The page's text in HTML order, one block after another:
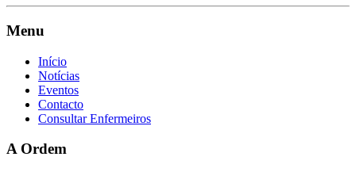
Menu
Início
Notícias
Eventos
Contacto
Consultar Enfermeiros
A Ordem